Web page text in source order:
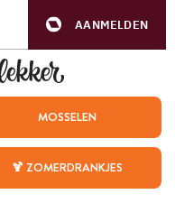
AANMELDEN
MOSSELEN
🍹 ZOMERDRANKJES